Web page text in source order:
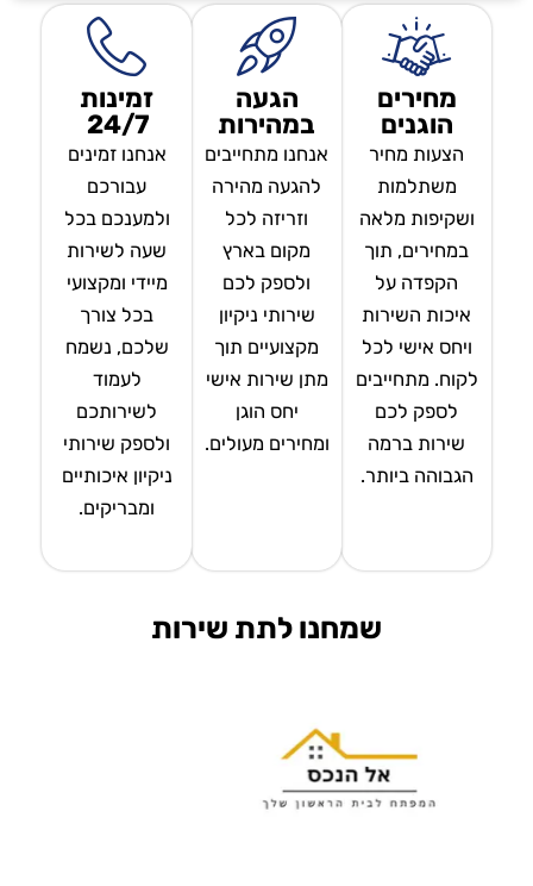
מחירים
הוגנים
הצעות מחיר
משתלמות
ושקיפות מלאה
במחירים, תוך
הקפדה על
איכות השירות
ויחס אישי לכל
לקוח. מתחייבים
לספק לכם
שירות ברמה
הגבוהה ביותר.
הגעה
במהירות
אנחנו מתחייבים
להגעה מהירה
וזריזה לכל
מקום בארץ
ולספק לכם
שירותי ניקיון
מקצועיים תוך
מתן שירות אישי
יחס הוגן
ומחירים מעולים.
זמינות
24/7
אנחנו זמינים
עבורכם
ולמענכם בכל
שעה לשירות
מיידי ומקצועי
בכל צורך
שלכם, נשמח
לעמוד
לשירותכם
ולספק שירותי
ניקיון איכותיים
ומבריקים.
שמחנו לתת שירות